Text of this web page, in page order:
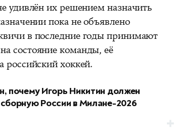
удивлён их решением назначить
пока не объявлено
в последние годы принимают
состояние команды, её
российский хоккей.
почему Игорь Никитин должен
сборную России в Милане-2026